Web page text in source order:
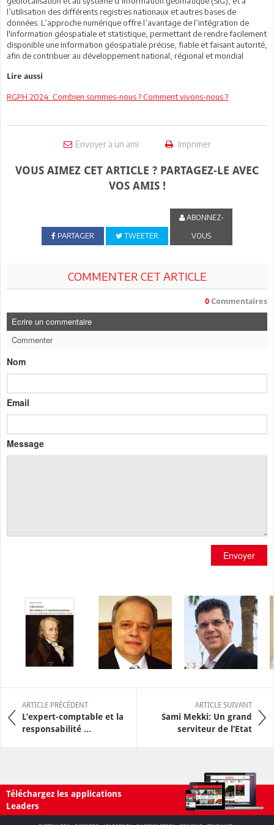
l’utilisation des différents registres nationaux et autres bases de
données. L’approche numérique offre l’avantage de l’intégration de
l'information géospatiale et statistique, permettant de rendre facilement
disponible une information géospatiale précise, fiable et faisant autorité,
afin de contribuer au développement national, régional et mondial.
Lire aussi
RGPH 2024: Combien sommes-nous ? Comment vivons-nous ?
Envoyer à un ami Imprimer
VOUS AIMEZ CET ARTICLE ? PARTAGEZ-LE AVEC
VOS AMIS !
PARTAGER TWEETER
ABONNEZ-
VOUS
COMMENTER CET ARTICLE
0 Commentaires
Ecrire un commentaire
Commenter
Nom
Email
Message
Envoyer
ARTICLE PRÉCÉDENT
L’expert-comptable et la
responsabilité ...
ARTICLE SUIVANT
Sami Mekki: Un grand
serviteur de l’Etat
Téléchargez les applications
Leaders